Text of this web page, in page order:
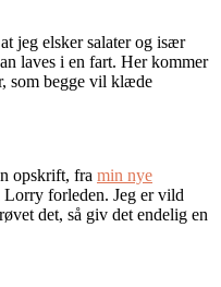
jeg elsker salater og især
laves i en fart. Her kommer
som begge vil klæde
opskrift, fra min nye
forleden. Jeg er vild
det, så giv det endelig en